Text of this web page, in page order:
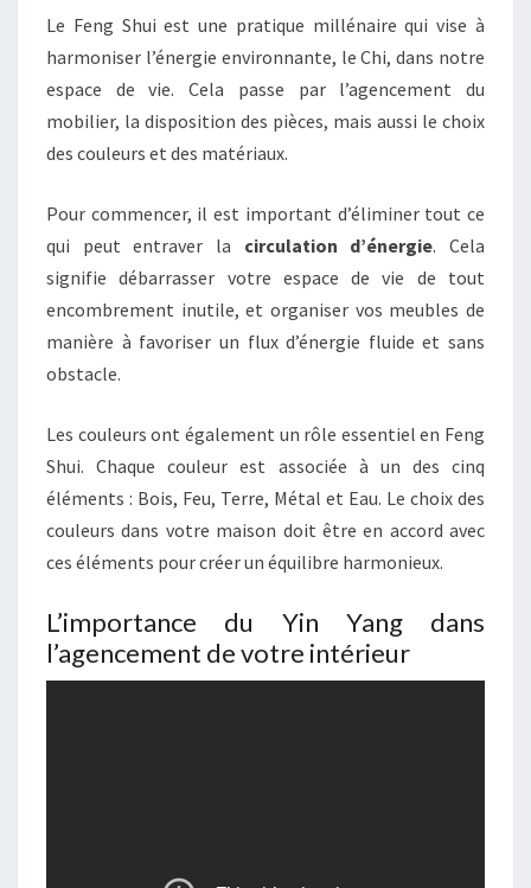
Le Feng Shui est une pratique millénaire qui vise à
harmoniser l’énergie environnante, le Chi, dans notre
espace de vie. Cela passe par l’agencement du
mobilier, la disposition des pièces, mais aussi le choix
des couleurs et des matériaux.
Pour commencer, il est important d’éliminer tout ce
qui peut entraver la circulation d’énergie. Cela
signifie débarrasser votre espace de vie de tout
encombrement inutile, et organiser vos meubles de
manière à favoriser un flux d’énergie fluide et sans
obstacle.
Les couleurs ont également un rôle essentiel en Feng
Shui. Chaque couleur est associée à un des cinq
éléments : Bois, Feu, Terre, Métal et Eau. Le choix des
couleurs dans votre maison doit être en accord avec
ces éléments pour créer un équilibre harmonieux.
L’importance du Yin Yang dans
l’agencement de votre intérieur